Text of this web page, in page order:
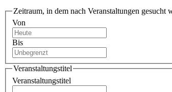
Zeitraum, in dem nach Veranstaltungen gesucht
Von
Bis
Veranstaltungstitel
Veranstaltungstitel